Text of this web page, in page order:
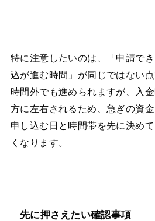
特に注意したいのは、「申請で
込が進む時間」が同じではない
時間外でも進められますが、入
方に左右されるため、急ぎの資
申し込む日と時間帯を先に決め
くなります。
先に押さえたい確認事項